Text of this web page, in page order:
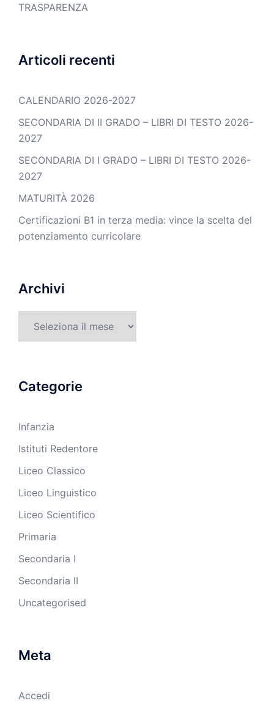
TRASPARENZA
Articoli recenti
CALENDARIO 2026-2027
SECONDARIA DI II GRADO – LIBRI DI TESTO 2026-
2027
SECONDARIA DI I GRADO – LIBRI DI TESTO 2026-
2027
MATURITÀ 2026
Certificazioni B1 in terza media: vince la scelta del
potenziamento curricolare
Archivi
Categorie
Infanzia
Istituti Redentore
Liceo Classico
Liceo Linguistico
Liceo Scientifico
Primaria
Secondaria I
Secondaria II
Uncategorised
Meta
Accedi